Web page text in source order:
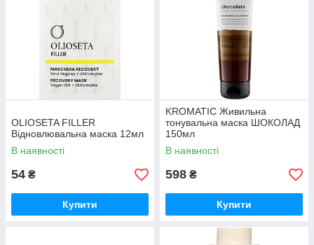
OLIOSETA FILLER
Відновлювальна маска 12мл
В наявності
54 ₴
Купити
KROMATIC Живильна
тонувальна маска ШОКОЛАД
150мл
В наявності
598 ₴
Купити